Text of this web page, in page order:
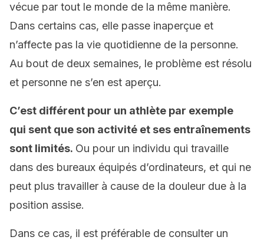
vécue par tout le monde de la même manière.
Dans certains cas, elle passe inaperçue et
n’affecte pas la vie quotidienne de la personne.
Au bout de deux semaines, le problème est résolu
et personne ne s’en est aperçu.
C’est différent pour un athlète par exemple
qui sent que son activité et ses entraînements
sont limités. Ou pour un individu qui travaille
dans des bureaux équipés d’ordinateurs, et qui ne
peut plus travailler à cause de la douleur due à la
position assise.
Dans ce cas, il est préférable de consulter un